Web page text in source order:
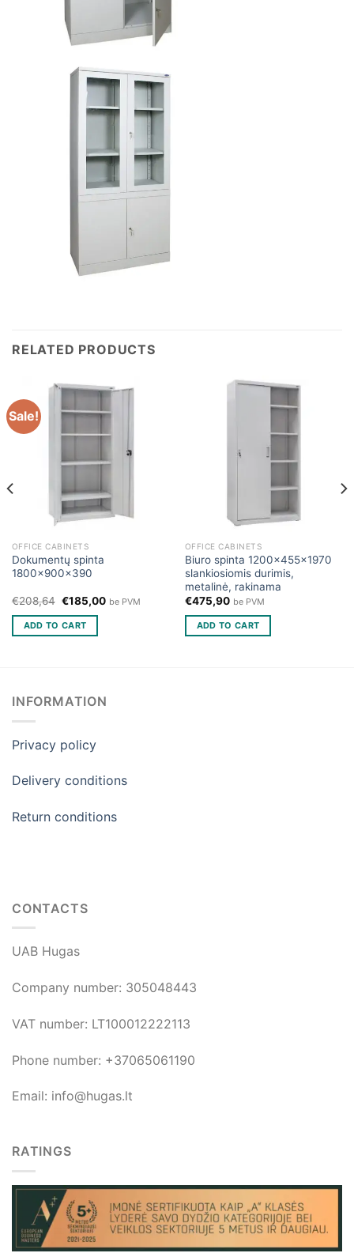
RELATED PRODUCTS
Sale!
OFFICE CABINETS
Dokumentų spinta
1800x900x390
€208,64 Original
was:
€208,64.
€185,00Current
be PVM
ADD TO CART
OFFICE CABINETS
Biuro spinta 1200x455x1970
slankiosiomis durimis,
metalinė, rakinama
€475,90 be PVM
ADD TO CART
INFORMATION
Privacy policy
Delivery conditions
Return conditions
CONTACTS
UAB Hugas
Company number: 305048443
VAT number: LT100012222113
Phone number: +37065061190
Email: info@hugas.lt
RATINGS